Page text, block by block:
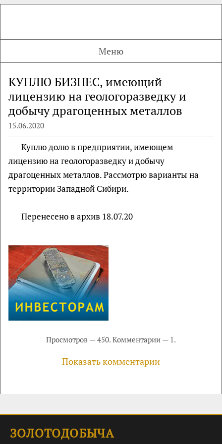
Меню
КУПЛЮ БИЗНЕС, имеющий
лицензию на геологоразведку и
добычу драгоценных металлов
15.06.2020
Куплю долю в предприятии, имеющем
лицензию на геологоразведку и добычу
драгоценных металлов. Рассмотрю варианты на
территории Западной Сибири.
Перенесено в архив 18.07.20
Просмотров — 450. Комментарии — 1.
Показать комментарии
ЗОЛОТОДОБЫЧА